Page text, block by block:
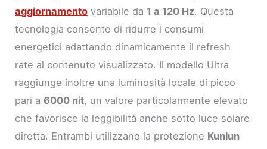
aggiornamento variabile da 1 a 120 Hz. Questa
tecnologia consente di ridurre i consumi
energetici adattando dinamicamente il refresh
rate al contenuto visualizzato. Il modello Ultra
raggiunge inoltre una luminosità locale di picco
pari a6000 nit, un valore particolarmente elevato
che favorisce la leggibilità anche sotto luce solare
diretta. Entrambi utilizzano la protezione Kunlun